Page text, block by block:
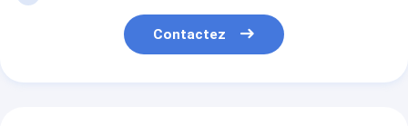
Contactez